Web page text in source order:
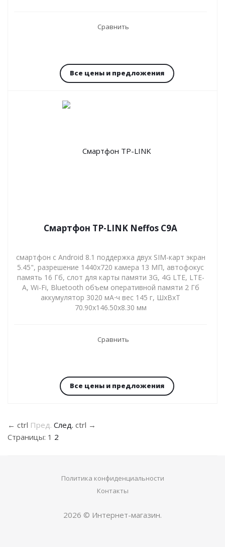
Сравнить
Все цены и предложения
Смартфон TP-LINK Neffos C9A
смартфон с Android 8.1 поддержка двух SIM-карт экран
5.45", разрешение 1440x720 камера 13 МП, автофокус
память 16 Гб, слот для карты памяти 3G, 4G LTE, LTE-
A, Wi-Fi, Bluetooth объем оперативной памяти 2 Гб
аккумулятор 3020 мА⋅ч вес 145 г, ШxВxТ
70.90x146.50x8.30 мм
Сравнить
Все цены и предложения
← ctrl Пред. След. ctrl →
Страницы: 1 2
Политика конфиденциальности
Контакты
2026 © Интернет-магазин.